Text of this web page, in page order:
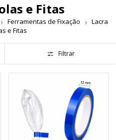
e Fitas
Ferramentas de Fixação
Lacra
e Fitas
Filtrar